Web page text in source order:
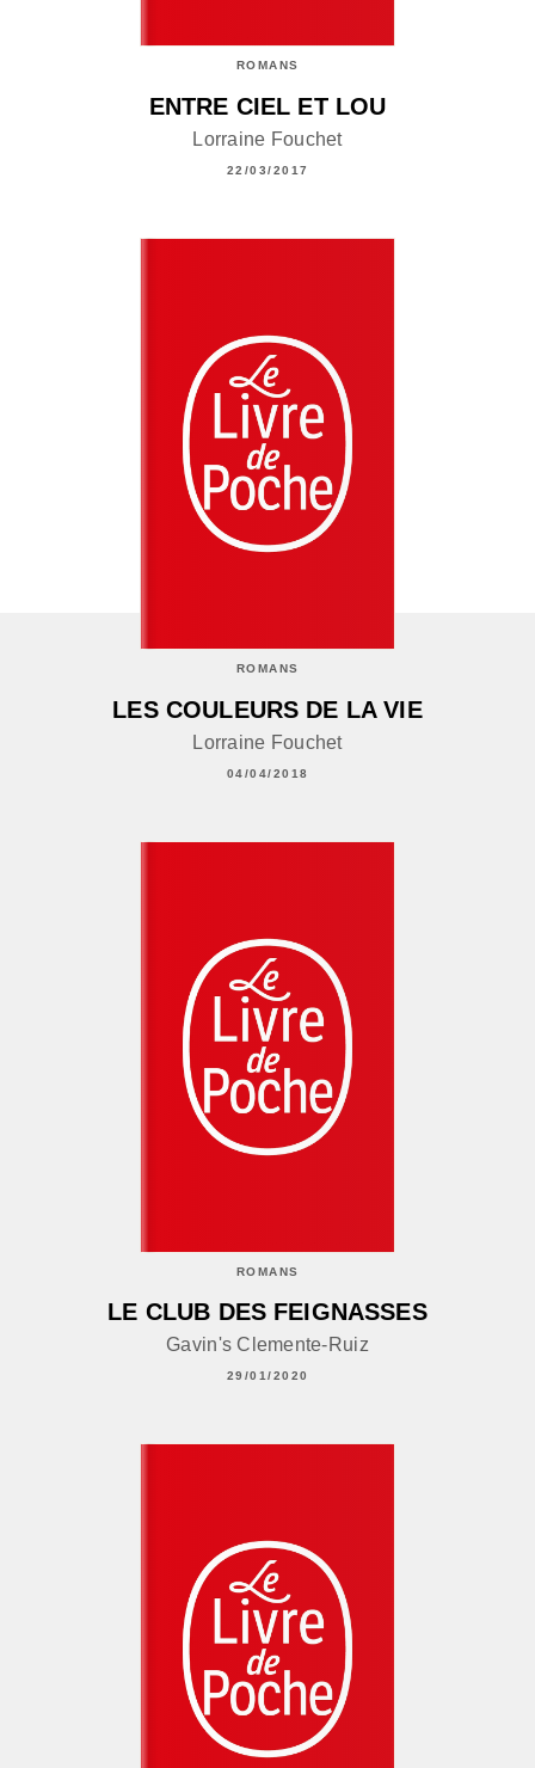
ROMANS
ENTRE CIEL ET LOU
Lorraine Fouchet
22/03/2017
ROMANS
LES COULEURS DE LA VIE
Lorraine Fouchet
04/04/2018
ROMANS
LE CLUB DES FEIGNASSES
Gavin's Clemente-Ruiz
29/01/2020